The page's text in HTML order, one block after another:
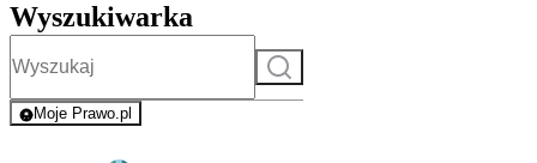
Wyszukiwarka
Szukaj
Moje Prawo.pl
- rejestracja i logowanie do serwisu